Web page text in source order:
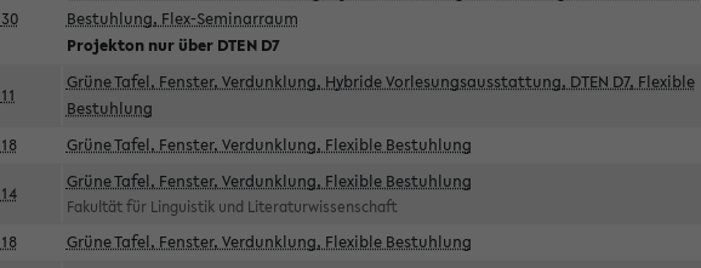
30
Bestuhlung, Flex-Seminarraum
Projekton nur über DTEN D7
11
Grüne Tafel, Fenster, Verdunklung, Hybride Vorlesungsausstattung, DTEN D7, Flexible
Bestuhlung
18 Grüne Tafel, Fenster, Verdunklung, Flexible Bestuhlung
14
Grüne Tafel, Fenster, Verdunklung, Flexible Bestuhlung
Fakultät für Linguistik und Literaturwissenschaft
18 Grüne Tafel, Fenster, Verdunklung, Flexible Bestuhlung